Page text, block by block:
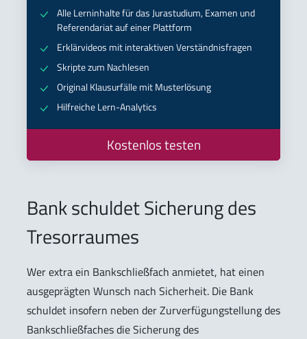
Alle Lerninhalte für das Jurastudium, Examen und
Referendariat auf einer Plattform
Erklärvideos mit interaktiven Verständnisfragen
Skripte zum Nachlesen
Original Klausurfälle mit Musterlösung
Hilfreiche Lern-Analytics
Kostenlos testen
Bank schuldet Sicherung des
Tresorraumes
Wer extra ein Bankschließfach anmietet, hat einen
ausgeprägten Wunsch nach Sicherheit. Die Bank
schuldet insofern neben der Zurverfügungstellung des
Bankschließfaches die Sicherung des